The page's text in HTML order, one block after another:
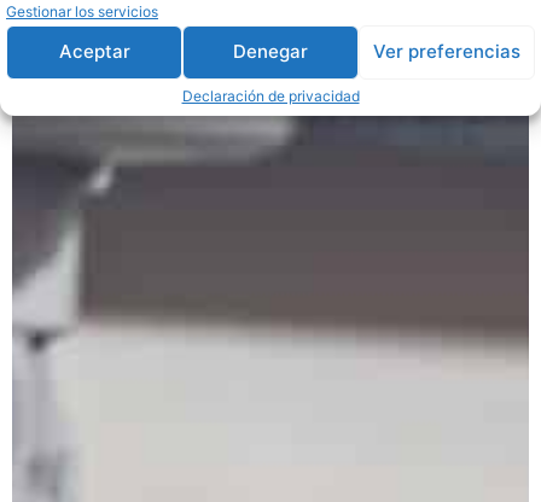
Gestionar los servicios
Aceptar Denegar Ver preferencias
Declaración de privacidad